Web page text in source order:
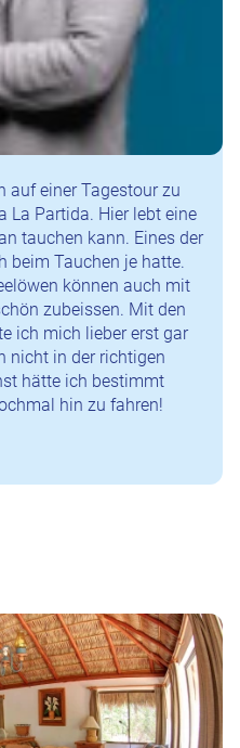
auf einer Tagestour zu
La Partida. Hier lebt eine
tauchen kann. Eines der
beim Tauchen je hatte.
können auch mit
zubeissen. Mit den
ich mich lieber erst gar
nicht in der richtigen
hätte ich bestimmt
hin zu fahren!